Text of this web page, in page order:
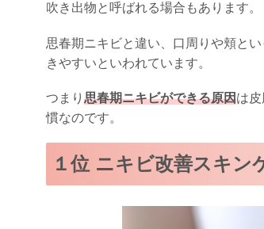
吹き出物と呼ばれる場合もあります。
思春期ニキビと違い、口周りや頬とい
きやすいといわれています。
つまり 思春期ニキビができる原因は皮
慣なのです。
１位 ニキビ改善スキン